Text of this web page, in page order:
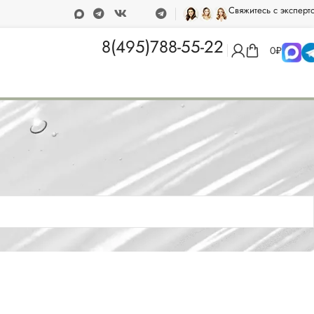
15 000 рублейПрограмма лояльности Свяжитесь с
8(495)788-55-22 0₽